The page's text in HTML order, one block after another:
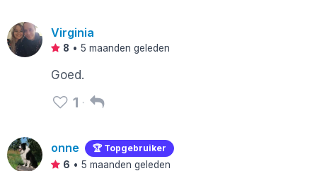
Virginia
8 • 5 maanden geleden
Goed.
1
onne 🏆 Topgebruiker
6 • 5 maanden geleden